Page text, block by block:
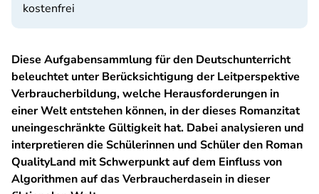
kostenfrei
Diese Aufgabensammlung für den Deutschunterricht
beleuchtet unter Berücksichtigung der Leitperspektive
Verbraucherbildung, welche Herausforderungen in
einer Welt entstehen können, in der dieses Romanzitat
uneingeschränkte Gültigkeit hat. Dabei analysieren und
interpretieren die Schülerinnen und Schüler den Roman
QualityLand mit Schwerpunkt auf dem Einfluss von
Algorithmen auf das Verbraucherdasein in dieser